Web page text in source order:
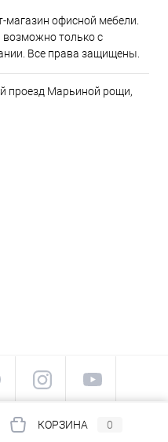
магазин офисной мебели.
возможно только с
Все права защищены.
проезд Марьиной рощи,
КОРЗИНА 0